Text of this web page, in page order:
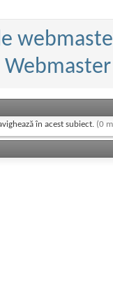
în acest subiect. (0